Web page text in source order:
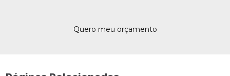
Quero meu orçamento